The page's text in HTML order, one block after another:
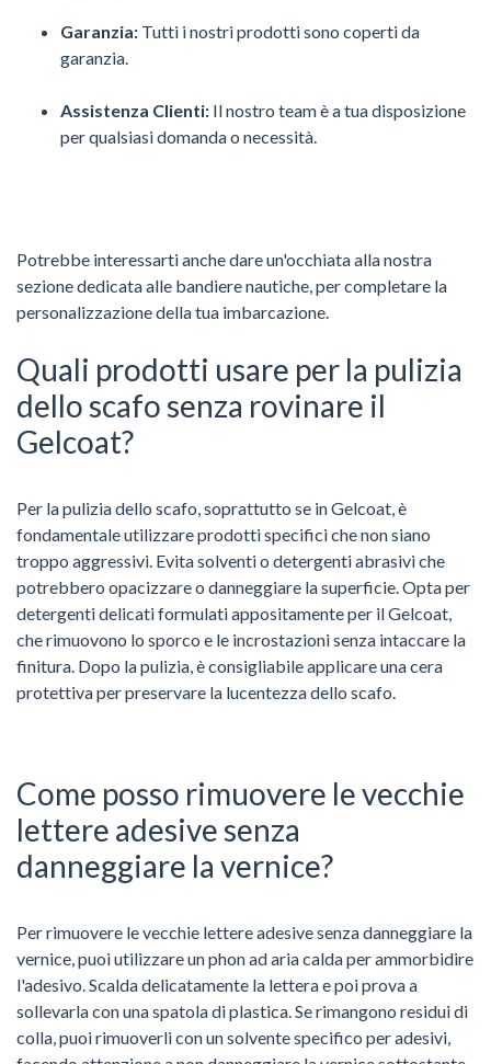
Garanzia: Tutti i nostri prodotti sono coperti da
garanzia.
Assistenza Clienti: Il nostro team è a tua disposizione
per qualsiasi domanda o necessità.
Potrebbe interessarti anche dare un'occhiata alla nostra
sezione dedicata alle bandiere nautiche, per completare la
personalizzazione della tua imbarcazione.
Quali prodotti usare per la pulizia
dello scafo senza rovinare il
Gelcoat?
Per la pulizia dello scafo, soprattutto se in Gelcoat, è
fondamentale utilizzare prodotti specifici che non siano
troppo aggressivi. Evita solventi o detergenti abrasivi che
potrebbero opacizzare o danneggiare la superficie. Opta per
detergenti delicati formulati appositamente per il Gelcoat,
che rimuovono lo sporco e le incrostazioni senza intaccare la
finitura. Dopo la pulizia, è consigliabile applicare una cera
protettiva per preservare la lucentezza dello scafo.
Come posso rimuovere le vecchie
lettere adesive senza
danneggiare la vernice?
Per rimuovere le vecchie lettere adesive senza danneggiare la
vernice, puoi utilizzare un phon ad aria calda per ammorbidire
l'adesivo. Scalda delicatamente la lettera e poi prova a
sollevarla con una spatola di plastica. Se rimangono residui di
colla, puoi rimuoverli con un solvente specifico per adesivi,